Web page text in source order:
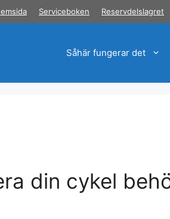
Serviceboken Reservdelslagret
Såhär fungerar det
din cykel